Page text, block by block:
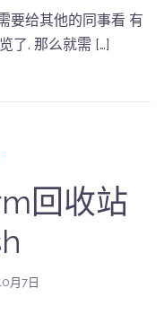
要给其他的同事看 有
了. 那么就需 […]
回收站
月7日